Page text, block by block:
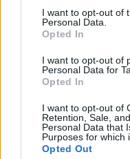
consent section.
I want to opt-out of
Personal Data.
Opted In
I want to opt-out of
Personal Data for
Opted In
I want to opt-out of
Retention, Sale,
Personal Data that
Purposes for which
Opted Out
Sian Massey-Ellis
nella Football